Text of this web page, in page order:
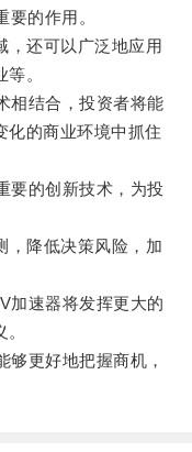
的作用。
还可以广泛地应用
。
结合，投资者将能
化的商业环境中抓住
的创新技术，为投
降低决策风险，加
速器将发挥更大的
更好地把握商机，